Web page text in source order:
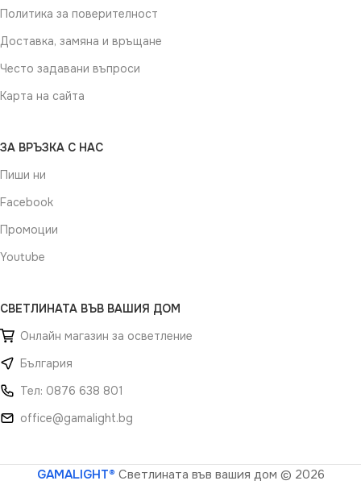
Политика за поверителност
Доставка, замяна и връщане
Често задавани въпроси
Карта на сайта
ЗА ВРЪЗКА С НАС
Пиши ни
Facebook
Промоции
Youtube
СВЕТЛИНАТА ВЪВ ВАШИЯ ДОМ
Онлайн магазин за осветление
България
Тел: 0876 638 801
office@gamalight.bg
GAMALIGHT® Светлината във вашия дом © 2026